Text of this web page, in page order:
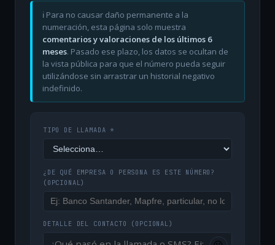
ℹ️ Para no causar daño permanente a la
numeración, esta página solo muestra
comentarios y valoraciones de los últimos 6
meses. Pasado ese plazo, los datos se ocultan de
la vista pública para que el número pueda seguir
utilizándose sin arrastrar un historial negativo
indefinido.
TIPO DE LLAMADA *
¿DE QUÉ EMPRESA O PERSONA ES ESTE NÚMERO?
(OPCIONAL)
DETALLE DEL CONTACTO (OPCIONAL)